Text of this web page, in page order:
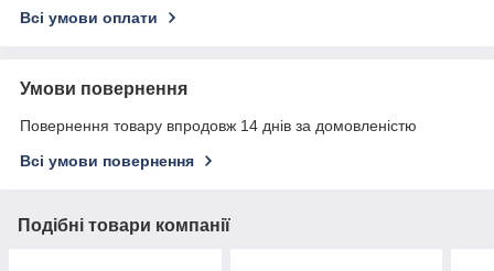
Всі умови оплати
Умови повернення
Повернення товару впродовж 14 днів за домовленістю
Всі умови повернення
Подібні товари компанії